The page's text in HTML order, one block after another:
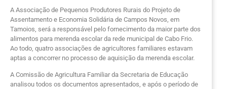
A Associação de Pequenos Produtores Rurais do Projeto de
Assentamento e Economia Solidária de Campos Novos, em
Tamoios, será a responsável pelo fornecimento da maior parte dos
alimentos para merenda escolar da rede municipal de Cabo Frio.
Ao todo, quatro associações de agricultores familiares estavam
aptas a concorrer no processo de aquisição da merenda escolar.
A Comissão de Agricultura Familiar da Secretaria de Educação
analisou todos os documentos apresentados, e após o período de